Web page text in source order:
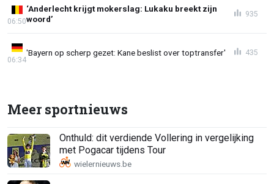
‘Anderlecht krijgt mokerslag: Lukaku breekt zijn
woord’
06:50
935
'Bayern op scherp gezet: Kane beslist over toptransfer'
06:34
435
Meer sportnieuws
Onthuld: dit verdiende Vollering in vergelijking
met Pogacar tijdens Tour